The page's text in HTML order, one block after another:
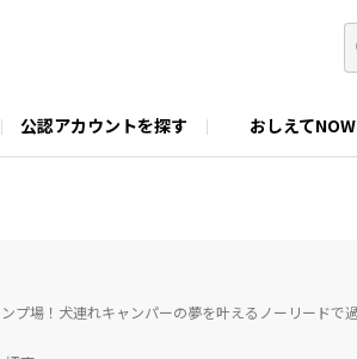
部
公認アカウントを探す おしえてNOW
プ場！犬連れキャンパーの夢を叶えるノーリードで